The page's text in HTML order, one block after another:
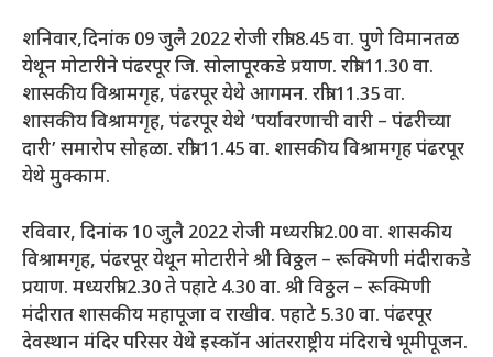
शनिवार,दिनांक 09 जुलै 2022 रोजी रात्री 8.45 वा. पुणे विमानतळ
येथून मोटारीने पंढरपूर जि. सोलापूरकडे प्रयाण. रात्री 11.30 वा.
शासकीय विश्रामगृह, पंढरपूर येथे आगमन. रात्री 11.35 वा.
शासकीय विश्रामगृह, पंढरपूर येथे ‘पर्यावरणाची वारी – पंढरीच्या
दारी’ समारोप सोहळा. रात्री 11.45 वा. शासकीय विश्रामगृह पंढरपूर
येथे मुक्काम.
रविवार, दिनांक 10 जुलै 2022 रोजी मध्यरात्री 2.00 वा. शासकीय
विश्रामगृह, पंढरपूर येथून मोटारीने श्री विठ्ठल – रूक्मिणी मंदीराकडे
प्रयाण. मध्यरात्री 2.30 ते पहाटे 4.30 वा. श्री विठ्ठल – रूक्मिणी
मंदीरात शासकीय महापूजा व राखीव. पहाटे 5.30 वा. पंढरपूर
देवस्थान मंदिर परिसर येथे इस्कॉन आंतरराष्ट्रीय मंदिराचे भूमीपूजन.